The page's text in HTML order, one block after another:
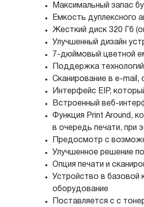
Максимальный запас
Емкость дуплексного
Жесткий диск 320 Гб
Улучшенный дизайн
7-дюймовый цветной
Поддержка
Сканирование в e-mail,
Интерфейс EIP,
Встроенный веб-
Функция Print Around,
в очередь печати, при
Предосмотр с
Улучшенное решение
Опция печати и
Устройство в базовой
оборудование
Поставляется с с